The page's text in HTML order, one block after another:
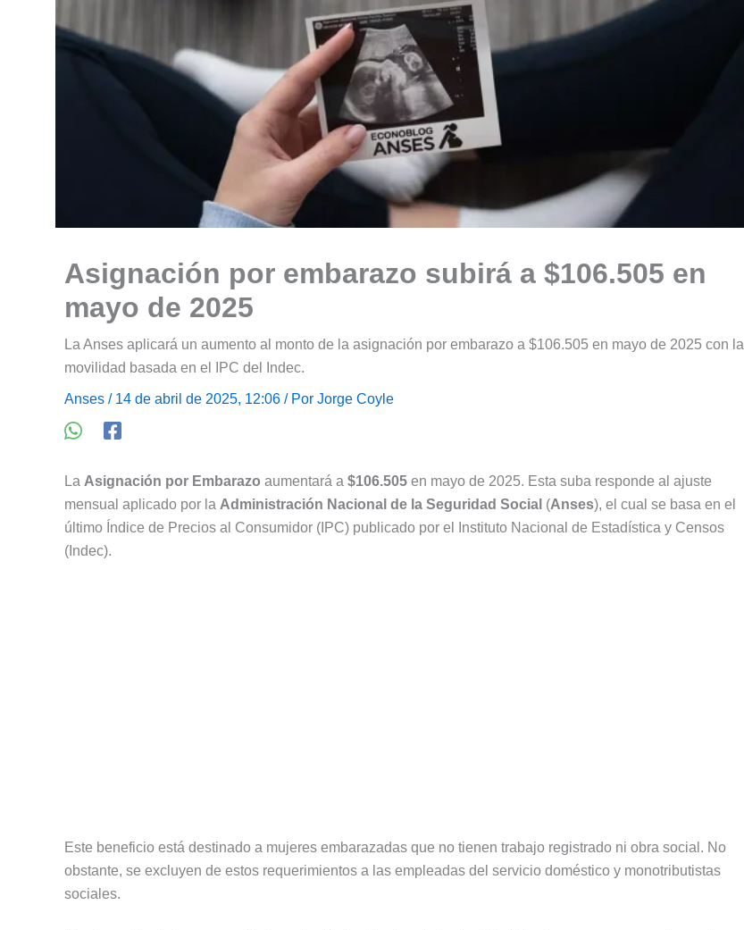
Asignación por embarazo subirá a $106.505 en
mayo de 2025
La Anses aplicará un aumento al monto de la asignación por embarazo a $106.505 en mayo de 2025 con la
movilidad basada en el IPC del Indec.
Anses / 14 de abril de 2025, 12:06 / Por Jorge Coyle
La Asignación por Embarazo aumentará a $106.505 en mayo de 2025. Esta suba responde al ajuste
mensual aplicado por la Administración Nacional de la Seguridad Social (Anses), el cual se basa en el
último Índice de Precios al Consumidor (IPC) publicado por el Instituto Nacional de Estadística y Censos
(Indec).
Este beneficio está destinado a mujeres embarazadas que no tienen trabajo registrado ni obra social. No
obstante, se excluyen de estos requerimientos a las empleadas del servicio doméstico y monotributistas
sociales.